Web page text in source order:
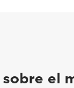
el